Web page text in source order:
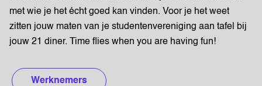
met wie je het écht goed kan vinden. Voor je het weet
zitten jouw maten van je studentenvereniging aan tafel bij
jouw 21 diner. Time flies when you are having fun!
Werknemers